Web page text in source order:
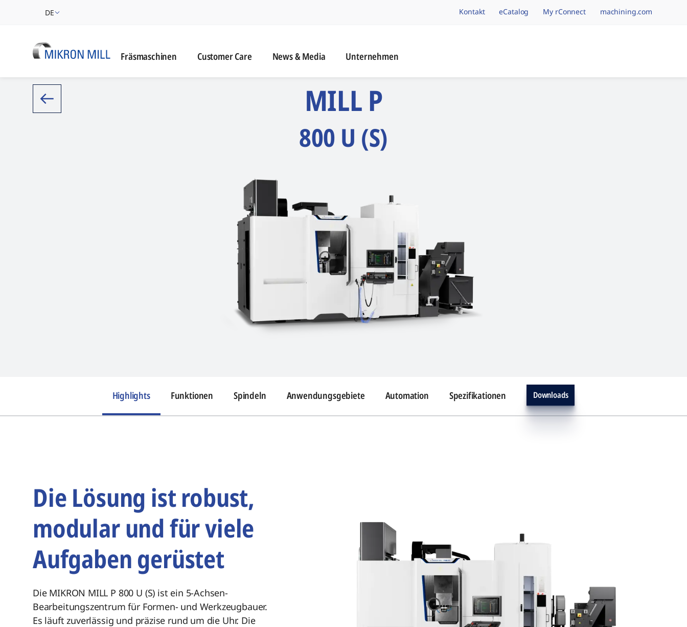
DE navigation.brand
Kontakt eCatalog My rConnect machining.com
Fräsmaschinen Customer Care News & Media Unternehmen
MILL P
800 U (S)
Highlights Funktionen Spindeln Anwendungsgebiete Automation Spezifikationen Downloads
Die Lösung ist robust,
modular und für viele
Aufgaben gerüstet
Die MIKRON MILL P 800 U (S) ist ein 5-Achsen-
Bearbeitungszentrum für Formen- und Werkzeugbauer.
Es läuft zuverlässig und präzise rund um die Uhr. Die